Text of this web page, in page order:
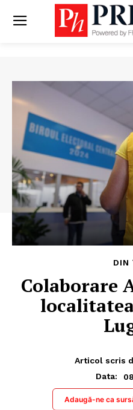
DIN
Colaborare
Articol scris
Data:
Adaugă-ne ca